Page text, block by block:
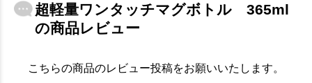
超軽量ワンタッチマグボトル 365ml
の商品レビュー
こちらの商品のレビュー投稿をお願いいたします。